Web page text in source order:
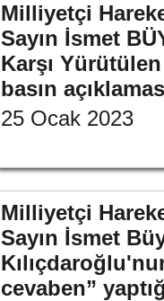
Milliyetçi
Sayın İsmet
Karşı Yürütülen
basın
25 Ocak 2023
Milliyetçi
Sayın İsmet
cevaben”